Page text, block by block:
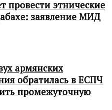
провести этнические
заявление МИД
армянских
обратилась в ЕСПЧ
промежуточную